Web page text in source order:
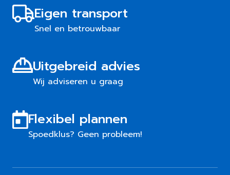
Eigen transport
Snel en betrouwbaar
Uitgebreid advies
Wij adviseren u graag
Flexibel plannen
Spoedklus? Geen probleem!